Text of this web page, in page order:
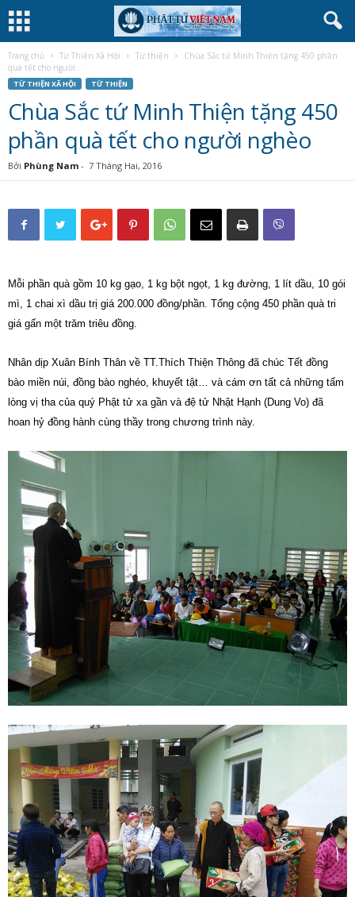
Trang chủ Từ Thiện Xã Hội Từ thiện
Chùa Sắc tứ Minh Thiện tặng 450 phần
quà tết cho người...
TỪ THIỆN XÃ HỘI TỪ THIỆN
Chùa Sắc tứ Minh Thiện tặng 450
phần quà tết cho người nghèo
Bởi Phùng Nam - 7 Tháng Hai, 2016
Mỗi phần quà gồm 10 kg gạo, 1 kg bột ngọt, 1 kg đường, 1 lít dầu, 10 gói
mì, 1 chai xì dầu trị giá 200.000 đồng/phần. Tổng cộng 450 phần quà tri
giá gấn một trăm triêu đồng.
Nhân dịp Xuân Bính Thân về TT.Thích Thiện Thông đã chúc Tết đồng
bào miền núi, đồng bào nghéo, khuyết tật… và cám ơn tất cả những tấm
lòng vị tha của quý Phật tử xa gần và đệ tử Nhật Hạnh (Dung Vo) đã
hoan hỷ đồng hành cùng thầy trong chương trình này.